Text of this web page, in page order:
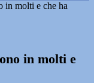
in molti e che ha
in molti e